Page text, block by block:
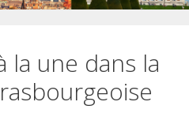
la une dans la